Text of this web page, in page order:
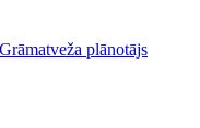
Grāmatveža plānotājs